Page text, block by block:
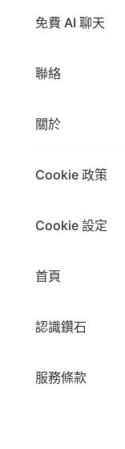
免費 AI 聊天
聯絡
關於
Cookie 政策
Cookie 設定
首頁
認識鑽石
服務條款